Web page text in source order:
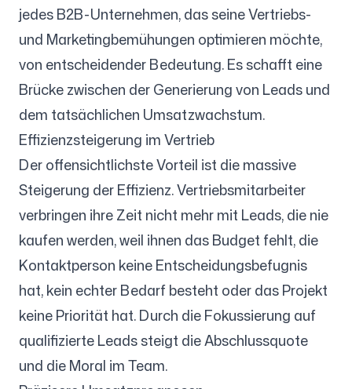
jedes B2B-Unternehmen, das seine Vertriebs-
und Marketingbemühungen optimieren möchte,
von entscheidender Bedeutung. Es schafft eine
Brücke zwischen der Generierung von Leads und
dem tatsächlichen Umsatzwachstum.
Effizienzsteigerung im Vertrieb
Der offensichtlichste Vorteil ist die massive
Steigerung der Effizienz. Vertriebsmitarbeiter
verbringen ihre Zeit nicht mehr mit Leads, die nie
kaufen werden, weil ihnen das Budget fehlt, die
Kontaktperson keine Entscheidungsbefugnis
hat, kein echter Bedarf besteht oder das Projekt
keine Priorität hat. Durch die Fokussierung auf
qualifizierte Leads steigt die Abschlussquote
und die Moral im Team.